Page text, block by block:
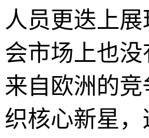
人员更迭上
会市场上也
来自欧洲的
织核心新星